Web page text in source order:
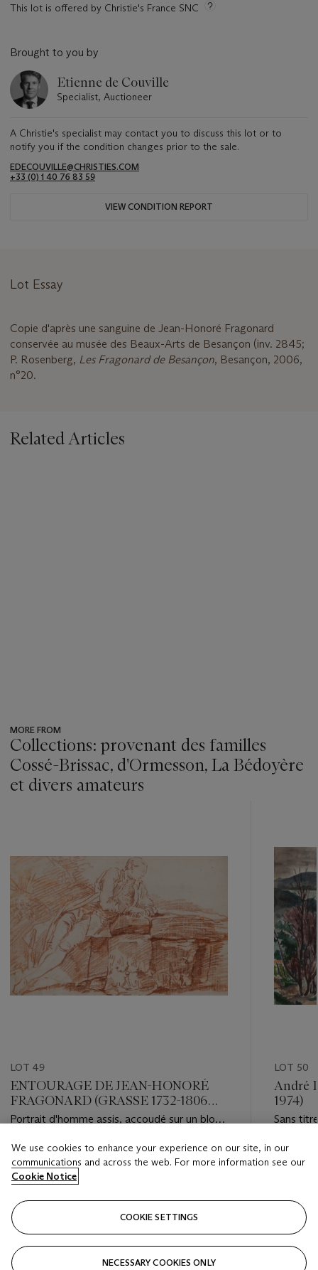
This lot is offered by Christie's France SNC
Brought to you by
Etienne de Couville
Specialist, Auctioneer
A Christie's specialist may contact you to discuss this lot or to
notify you if the condition changes prior to the sale.
EDECOUVILLE@CHRISTIES.COM
+33 (0) 1 40 76 83 59
VIEW CONDITION REPORT
Lot Essay
Copie d'après une sanguine de Jean-Honoré Fragonard
conservée au musée des Beaux-Arts de Besançon (inv. 2845;
P. Rosenberg, Les Fragonard de Besançon, Besançon, 2006,
n°20.
Related Articles
MORE FROM
Collections: provenant des familles
Cossé-Brissac, d'Ormesson, La Bédoyère
et divers amateurs
LOT 49
ENTOURAGE DE JEAN-HONORÉ
FRAGONARD (GRASSE 1732-1806
PARIS)
Portrait d'homme assis, accoudé sur un bloc
Estimate
EUR 3,000 - EUR 5,000
Closed
LOT 50
André
1974)
Sans titre
Estimate
Closed
We use cookies to enhance your experience on our site, in our
communications and across the web. For more information see our
Cookie Notice
COOKIE SETTINGS
NECESSARY COOKIES ONLY